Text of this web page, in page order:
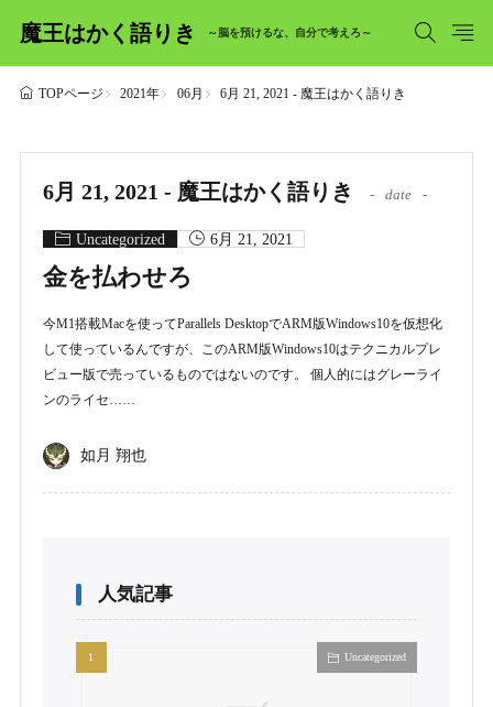
魔王はかく語りき ～脳を預けるな、自分で考えろ～
TOPページ 2021年 06月 6月 21, 2021 - 魔王はかく語りき
6月 21, 2021 - 魔王はかく語りき date
Uncategorized 6月 21, 2021
金を払わせろ
今M1搭載Macを使ってParallels DesktopでARM版Windows10を仮想化
して使っているんですが、このARM版Windows10はテクニカルプレ
ビュー版で売っているものではないのです。 個人的にはグレーライ
ンのライセ……
如月 翔也
人気記事
Uncategorized